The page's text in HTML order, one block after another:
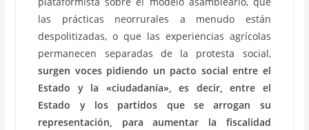
las prácticas neorrurales a menudo están
despolitizadas, o que las experiencias agrícolas
permanecen separadas de la protesta social,
surgen voces pidiendo un pacto social entre el
Estado y la «ciudadanía», es decir, entre el
Estado y los partidos que se arrogan su
representación, para aumentar la fiscalidad